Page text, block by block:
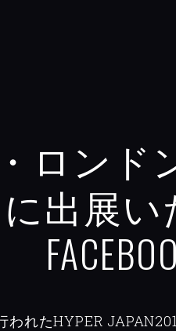
ロンド
に出展
われたHYPER